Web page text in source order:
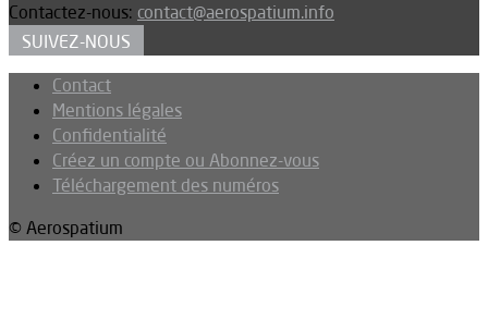
Contactez-nous: contact@aerospatium.info
SUIVEZ-NOUS
Contact
Mentions légales
Confidentialité
Créez un compte ou Abonnez-vous
Téléchargement des numéros
© Aerospatium